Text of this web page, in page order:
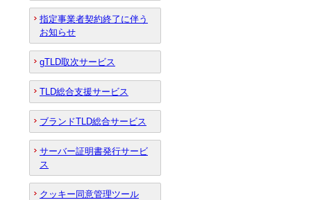
指定事業者契約終了に伴う
お知らせ
gTLD取次サービス
TLD総合支援サービス
ブランドTLD総合サービス
サーバー証明書発行サービ
ス
クッキー同意管理ツール